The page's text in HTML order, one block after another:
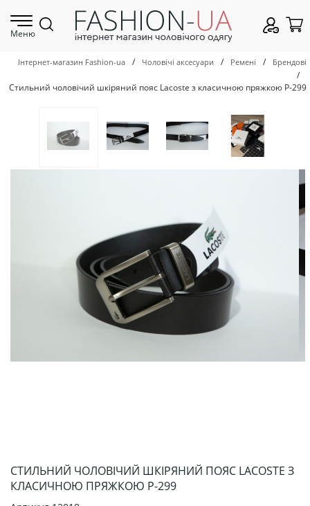
Меню
Інтернет-магазин Fashion-ua / Чоловічі аксесуари / Ремені / Брендові
/
Стильний чоловічий шкіряний пояс Lacoste з класичною пряжкою Р-299
СТИЛЬНИЙ ЧОЛОВІЧИЙ ШКІРЯНИЙ ПОЯС LACOSTE З
КЛАСИЧНОЮ ПРЯЖКОЮ Р-299